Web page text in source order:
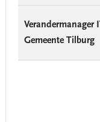
Verandermanager
Gemeente Tilburg